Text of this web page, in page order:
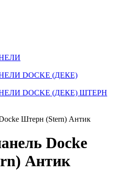
DOCKE (ДЕКЕ)
DOCKE (ДЕКЕ) ШТЕРН
Штерн (Stern) Антик
Docke
Антик